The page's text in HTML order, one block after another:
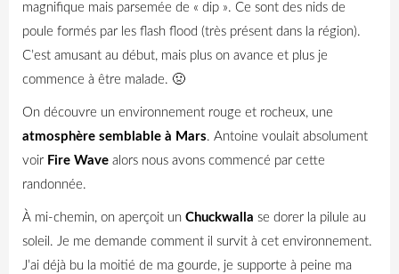
magnifique mais parsemée de « dip ». Ce sont des nids de
poule formés par les flash flood (très présent dans la région).
C’est amusant au début, mais plus on avance et plus je
commence à être malade. 🤢
On découvre un environnement rouge et rocheux, une
atmosphère semblable à Mars. Antoine voulait absolument
voir Fire Wave alors nous avons commencé par cette
randonnée.
À mi-chemin, on aperçoit un Chuckwalla se dorer la pilule au
soleil. Je me demande comment il survit à cet environnement.
J’ai déjà bu la moitié de ma gourde, je supporte à peine ma